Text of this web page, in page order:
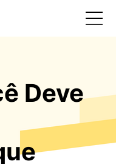
Deve